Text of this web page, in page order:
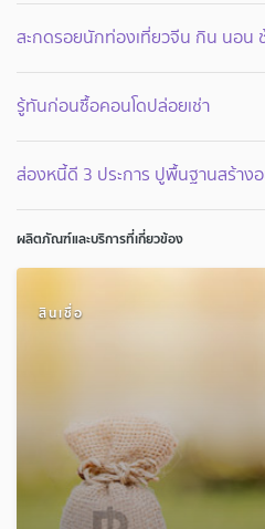
สะกดรอยนักท่องเที่ยวจีน กิน นอน
รู้ทันก่อนซื้อคอนโดปล่อยเช่า
ส่องหนี้ดี 3 ประการ ปูพื้นฐานสร้าง
ผลิตภัณฑ์และบริการที่เกี่ยวข้อง
สินเชื่อ